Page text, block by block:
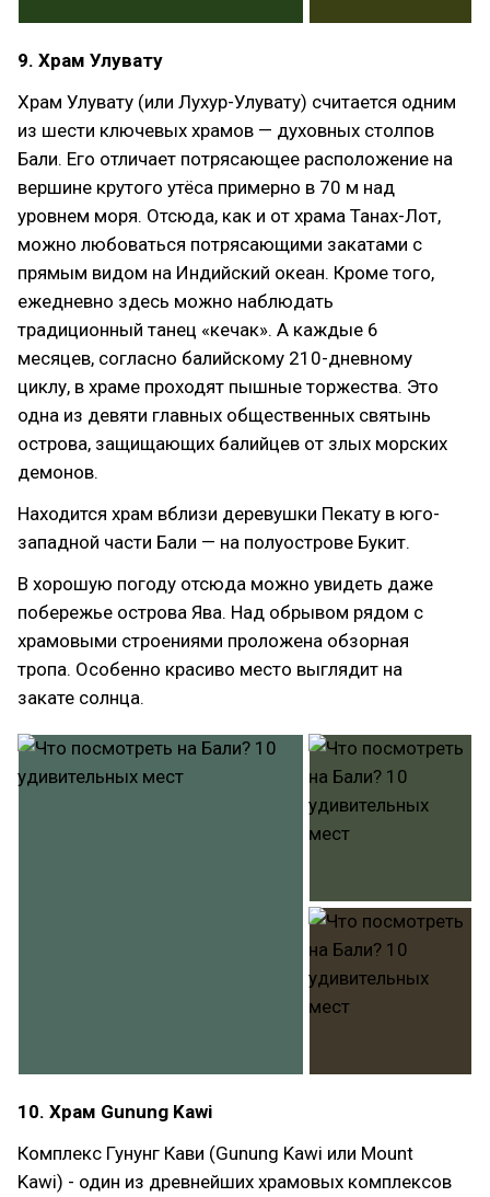
9. Храм Улувату
Храм Улувату (или Лухур-Улувату) считается одним
из шести ключевых храмов — духовных столпов
Бали. Его отличает потрясающее расположение на
вершине крутого утёса примерно в 70 м над
уровнем моря. Отсюда, как и от храма Танах-Лот,
можно любоваться потрясающими закатами с
прямым видом на Индийский океан. Кроме того,
ежедневно здесь можно наблюдать
традиционный танец «кечак». А каждые 6
месяцев, согласно балийскому 210-дневному
циклу, в храме проходят пышные торжества. Это
одна из девяти главных общественных святынь
острова, защищающих балийцев от злых морских
демонов.
Находится храм вблизи деревушки Пекату в юго-
западной части Бали — на полуострове Букит.
В хорошую погоду отсюда можно увидеть даже
побережье острова Ява. Над обрывом рядом с
храмовыми строениями проложена обзорная
тропа. Особенно красиво место выглядит на
закате солнца.
10. Храм Gunung Kawi
Комплекс Гунунг Кави (Gunung Kawi или Mount
Kawi) - один из древнейших храмовых комплексов